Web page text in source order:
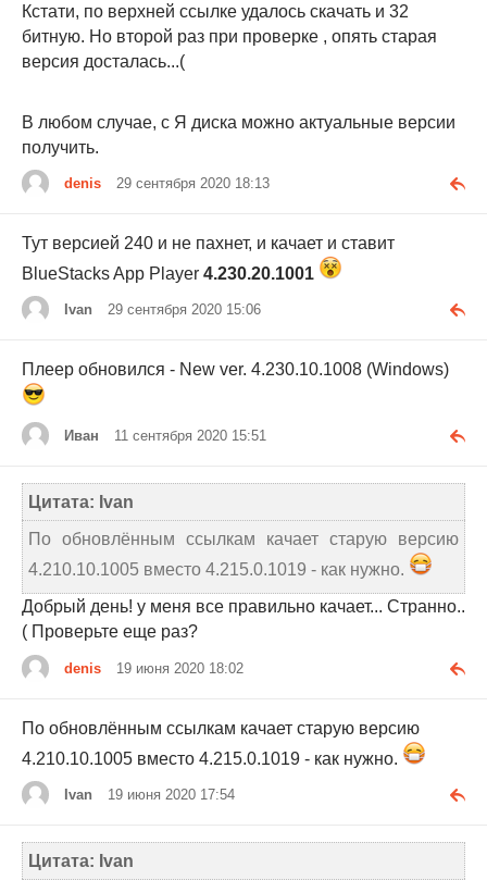
Кстати, по верхней ссылке удалось скачать и 32
битную. Но второй раз при проверке , опять старая
версия досталась...(
В любом случае, с Я диска можно актуальные версии
получить.
denis 29 сентября 2020 18:13
Тут версией 240 и не пахнет, и качает и ставит
BlueStacks App Player 4.230.20.1001
Ivan 29 сентября 2020 15:06
Плеер обновился - New ver. 4.230.10.1008 (Windows)
Иван 11 сентября 2020 15:51
Цитата: Ivan
По обновлённым ссылкам качает старую версию
4.210.10.1005 вместо 4.215.0.1019 - как нужно.
Добрый день! у меня все правильно качает... Странно..
( Проверьте еще раз?
denis 19 июня 2020 18:02
По обновлённым ссылкам качает старую версию
4.210.10.1005 вместо 4.215.0.1019 - как нужно.
Ivan 19 июня 2020 17:54
Цитата: Ivan